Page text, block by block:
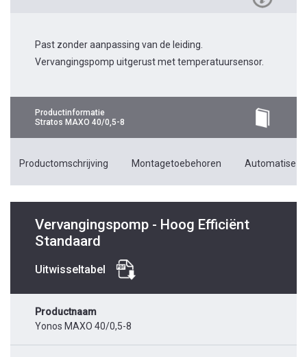
Past zonder aanpassing van de leiding.
Vervangingspomp uitgerust met temperatuursensor.
Productinformatie
Stratos MAXO 40/0,5-8
Productomschrijving Montagetoebehoren
Vervangingspomp - Hoog Efficiënt
Standaard
Uitwisseltabel
Productnaam
Yonos MAXO 40/0,5-8